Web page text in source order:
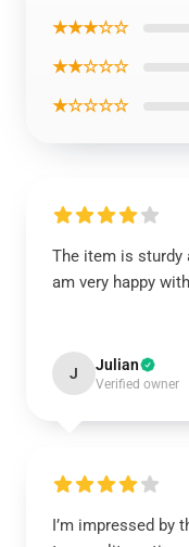
★★★☆☆
★★☆☆☆
★☆☆☆☆
The item is sturdy
am very happy
J Julian
Verified owner
I’m impressed by